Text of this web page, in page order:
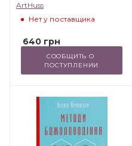
ArtHuss
Нет у поставщика
640 грн
СООБЩИТЬ О
ПОСТУПЛЕНИИ